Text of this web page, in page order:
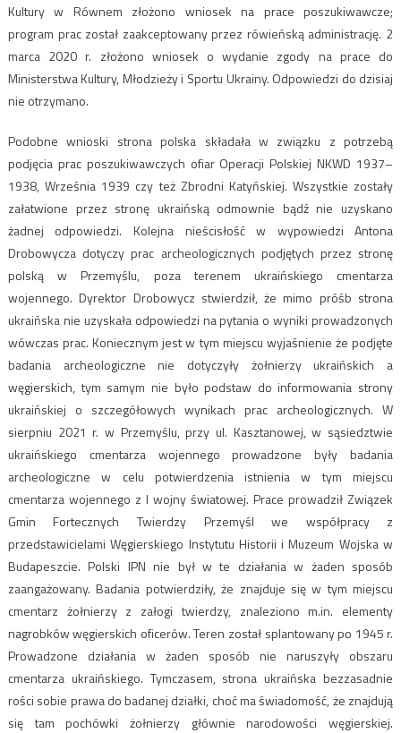
Kultury w Równem złożono wniosek na prace poszukiwawcze;
program prac został zaakceptowany przez rówieńską administrację. 2
marca 2020 r. złożono wniosek o wydanie zgody na prace do
Ministerstwa Kultury, Młodzieży i Sportu Ukrainy. Odpowiedzi do dzisiaj
nie otrzymano.
Podobne wnioski strona polska składała w związku z potrzebą
podjęcia prac poszukiwawczych ofiar Operacji Polskiej NKWD 1937–
1938, Września 1939 czy też Zbrodni Katyńskiej. Wszystkie zostały
załatwione przez stronę ukraińską odmownie bądź nie uzyskano
żadnej odpowiedzi. Kolejna nieścisłość w wypowiedzi Antona
Drobowycza dotyczy prac archeologicznych podjętych przez stronę
polską w Przemyślu, poza terenem ukraińskiego cmentarza
wojennego. Dyrektor Drobowycz stwierdził, że mimo próśb strona
ukraińska nie uzyskała odpowiedzi na pytania o wyniki prowadzonych
wówczas prac. Koniecznym jest w tym miejscu wyjaśnienie że podjęte
badania archeologiczne nie dotyczyły żołnierzy ukraińskich a
węgierskich, tym samym nie było podstaw do informowania strony
ukraińskiej o szczegółowych wynikach prac archeologicznych. W
sierpniu 2021 r. w Przemyślu, przy ul. Kasztanowej, w sąsiedztwie
ukraińskiego cmentarza wojennego prowadzone były badania
archeologiczne w celu potwierdzenia istnienia w tym miejscu
cmentarza wojennego z I wojny światowej. Prace prowadził Związek
Gmin Fortecznych Twierdzy Przemyśl we współpracy z
przedstawicielami Węgierskiego Instytutu Historii i Muzeum Wojska w
Budapeszcie. Polski IPN nie był w te działania w żaden sposób
zaangażowany. Badania potwierdziły, że znajduje się w tym miejscu
cmentarz żołnierzy z załogi twierdzy, znaleziono m.in. elementy
nagrobków węgierskich oficerów. Teren został splantowany po 1945 r.
Prowadzone działania w żaden sposób nie naruszyły obszaru
cmentarza ukraińskiego. Tymczasem, strona ukraińska bezzasadnie
rości sobie prawa do badanej działki, choć ma świadomość, że znajdują
się tam pochówki żołnierzy głównie narodowości węgierskiej.